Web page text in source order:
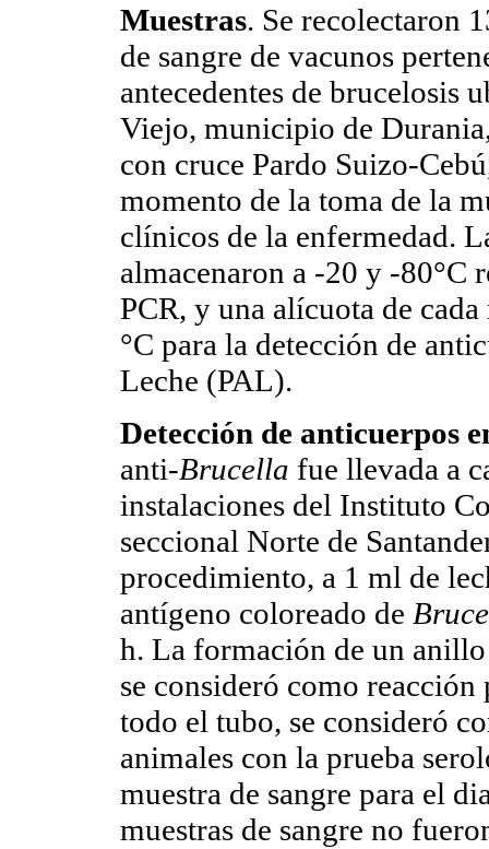
Muestras. Se recolectaron
de sangre de vacunos
antecedentes de brucelosis
Viejo, municipio de
con cruce Pardo Suizo-
momento de la toma de la
clínicos de la enfermedad.
almacenaron a -20 y -80°C
PCR, y una alícuota de
°C para la detección de
Leche (PAL).
Detección de anticuerpos
anti-Brucella fue llevada a
instalaciones del Instituto
seccional Norte de
procedimiento, a 1 ml de
antígeno coloreado de
h. La formación de un
se consideró como
todo el tubo, se consideró
animales con la prueba
muestra de sangre para el
muestras de sangre no